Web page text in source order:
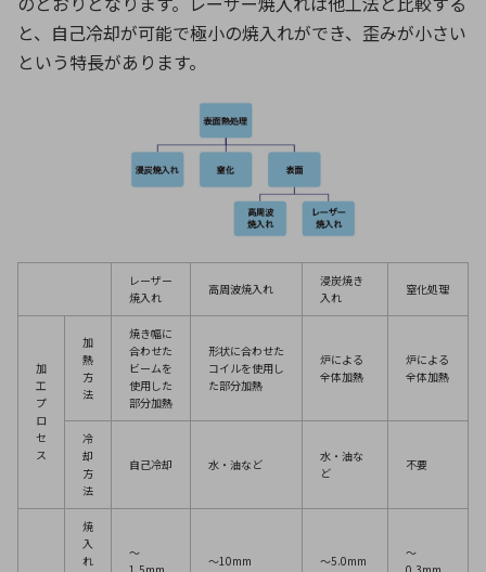
と、自己冷却が可能で極小の焼入れができ、歪みが小さい
という特長があります。
レーザー
焼入れ
高周波焼入れ
浸炭焼き
入れ
窒化処理
加
工
プ
ロ
セ
ス
加
熱
方
法
焼き幅に
合わせた
ビームを
使用した
部分加熱
形状に合わせた
コイルを使用し
た部分加熱
炉による
全体加熱
炉による
全体加熱
冷
却
方
法
自己冷却 水・油など
水・油な
ど
不要
焼
入
れ
～
～10mm ～5.0mm
～